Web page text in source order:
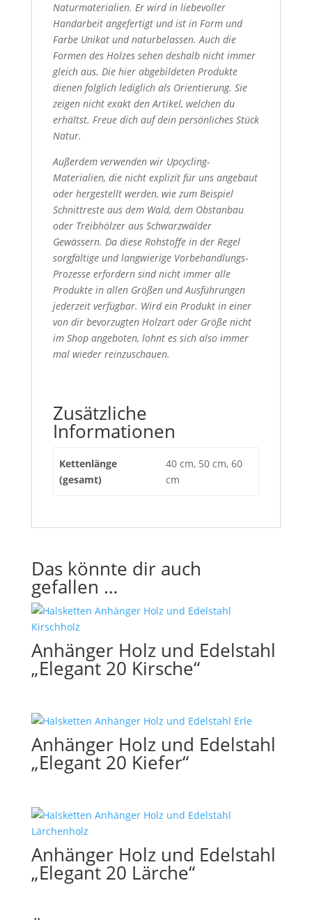
Naturmaterialien. Er wird in liebevoller
Handarbeit angefertigt und ist in Form und
Farbe Unikat und naturbelassen. Auch die
Formen des Holzes sehen deshalb nicht immer
gleich aus. Die hier abgebildeten Produkte
dienen folglich lediglich als Orientierung. Sie
zeigen nicht exakt den Artikel, welchen du
erhältst. Freue dich auf dein persönliches Stück
Natur.
Außerdem verwenden wir Upcycling-
Materialien, die nicht explizit für uns angebaut
oder hergestellt werden, wie zum Beispiel
Schnittreste aus dem Wald, dem Obstanbau
oder Treibhölzer aus Schwarzwälder
Gewässern. Da diese Rohstoffe in der Regel
sorgfältige und langwierige Vorbehandlungs-
Prozesse erfordern sind nicht immer alle
Produkte in allen Größen und Ausführungen
jederzeit verfügbar. Wird ein Produkt in einer
von dir bevorzugten Holzart oder Größe nicht
im Shop angeboten, lohnt es sich also immer
mal wieder reinzuschauen.
Zusätzliche
Informationen
Kettenlänge
(gesamt)
40 cm, 50 cm, 60
cm
Das könnte dir auch
gefallen …
Anhänger Holz und Edelstahl
„Elegant 20 Kirsche“
Anhänger Holz und Edelstahl
„Elegant 20 Kiefer“
Anhänger Holz und Edelstahl
„Elegant 20 Lärche“